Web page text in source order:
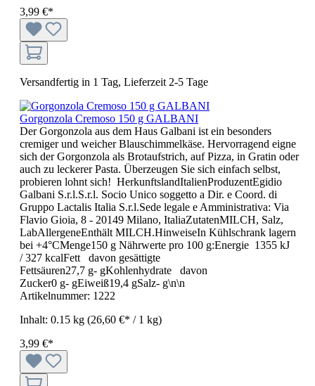
3,99 €*
Versandfertig in 1 Tag, Lieferzeit 2-5 Tage
Gorgonzola Cremoso 150 g GALBANI
Der Gorgonzola aus dem Haus Galbani ist ein besonders
cremiger und weicher Blauschimmelkäse. Hervorragend eigne
sich der Gorgonzola als Brotaufstrich, auf Pizza, in Gratin oder
auch zu leckerer Pasta. Überzeugen Sie sich einfach selbst,
probieren lohnt sich! HerkunftslandItalienProduzentEgidio
Galbani S.r.l.S.r.l. Socio Unico soggetto a Dir. e Coord. di
Gruppo Lactalis Italia S.r.l.Sede legale e Amministrativa: Via
Flavio Gioia, 8 - 20149 Milano, ItaliaZutatenMILCH, Salz,
LabAllergeneEnthält MILCH.HinweiseIn Kühlschrank lagern
bei +4°CMenge150 g Nährwerte pro 100 g:Energie 1355 kJ
/ 327 kcalFett davon gesättigte
Fettsäuren27,7 g- gKohlenhydrate davon
Zucker0 g- gEiweiß19,4 gSalz- g\n\n
Artikelnummer: 1222
Inhalt: 0.15 kg (26,60 €* / 1 kg)
3,99 €*